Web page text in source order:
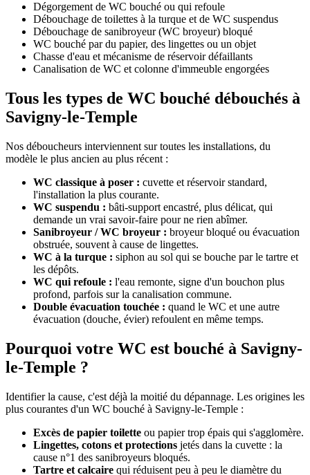
Dégorgement de WC bouché ou qui refoule
Débouchage de toilettes à la turque et de WC suspendus
Débouchage de sanibroyeur (WC broyeur) bloqué
WC bouché par du papier, des lingettes ou un objet
Chasse d'eau et mécanisme de réservoir défaillants
Canalisation de WC et colonne d'immeuble engorgées
Tous les types de WC bouché débouchés à
Savigny-le-Temple
Nos déboucheurs interviennent sur toutes les installations, du
modèle le plus ancien au plus récent :
WC classique à poser : cuvette et réservoir standard,
l'installation la plus courante.
WC suspendu : bâti-support encastré, plus délicat, qui
demande un vrai savoir-faire pour ne rien abîmer.
Sanibroyeur / WC broyeur : broyeur bloqué ou évacuation
obstruée, souvent à cause de lingettes.
WC à la turque : siphon au sol qui se bouche par le tartre et
les dépôts.
WC qui refoule : l'eau remonte, signe d'un bouchon plus
profond, parfois sur la canalisation commune.
Double évacuation touchée : quand le WC et une autre
évacuation (douche, évier) refoulent en même temps.
Pourquoi votre WC est bouché à Savigny-
le-Temple ?
Identifier la cause, c'est déjà la moitié du dépannage. Les origines les
plus courantes d'un WC bouché à Savigny-le-Temple :
Excès de papier toilette ou papier trop épais qui s'agglomère.
Lingettes, cotons et protections jetés dans la cuvette : la
cause n°1 des sanibroyeurs bloqués.
Tartre et calcaire qui réduisent peu à peu le diamètre du